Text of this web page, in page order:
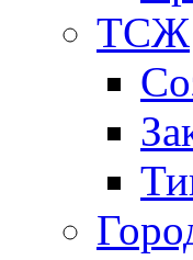
ТСЖ